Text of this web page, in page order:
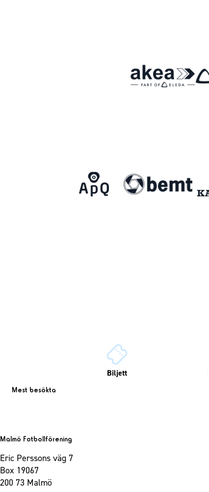
Biljett
Mest besökta
Malmö Fotbollförening
Eric Perssons väg 7
Box 19067
200 73 Malmö